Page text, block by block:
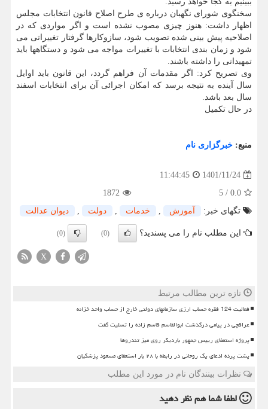
سخنگوی شورای نگهبان درباره ی طرح اصلاح قانون انتخابات مجلس
اظهار داشت: هنوز چیزی مصوب نشده است و اگر مواردی که در
اصلاحیه پیش بینی شده تصویب شود، سازوکارها گرفتار تغییراتی می
شود و زمان بندی انتخابات با تغییرات مواجه می شود و دستگاهها باید
تمهیداتی را داشته باشند.
وی تصریح کرد: اگر مقدمات آن فراهم گردد، این قانون باید اوایل
سال آینده به نتیجه برسد که امکان اجرائی آن برای انتخابات اسفند
سال بعد باشد.
در حال تکمیل
منبع: خبرگزاری نام
1401/11/24
11:44:45
0.0
/
5
1872
تگهای خبر:
آموزش , خدمات , دولت , دیوان عدالت
این مطلب نام را می پسندید؟ (0)
(0)
X
تازه ترین مطالب مرتبط
فعالیت 124 فقره حساب ارزی سازمانهای دولتی خارج از حساب واحد خزانه
عراقچی در پیامی درگذشت ابوالقاسم قاسم زاده را تسلیت گفت
پروژه استعفای رییس جمهور باردیگر روی میز تندروها
پشت پرده ادعای یک روحانی در رابطه با ۲۸ بار استعفای مسعود پزشکیان
نظرات بینندگان نام در مورد این مطلب
لطفا شما همنظر دهید